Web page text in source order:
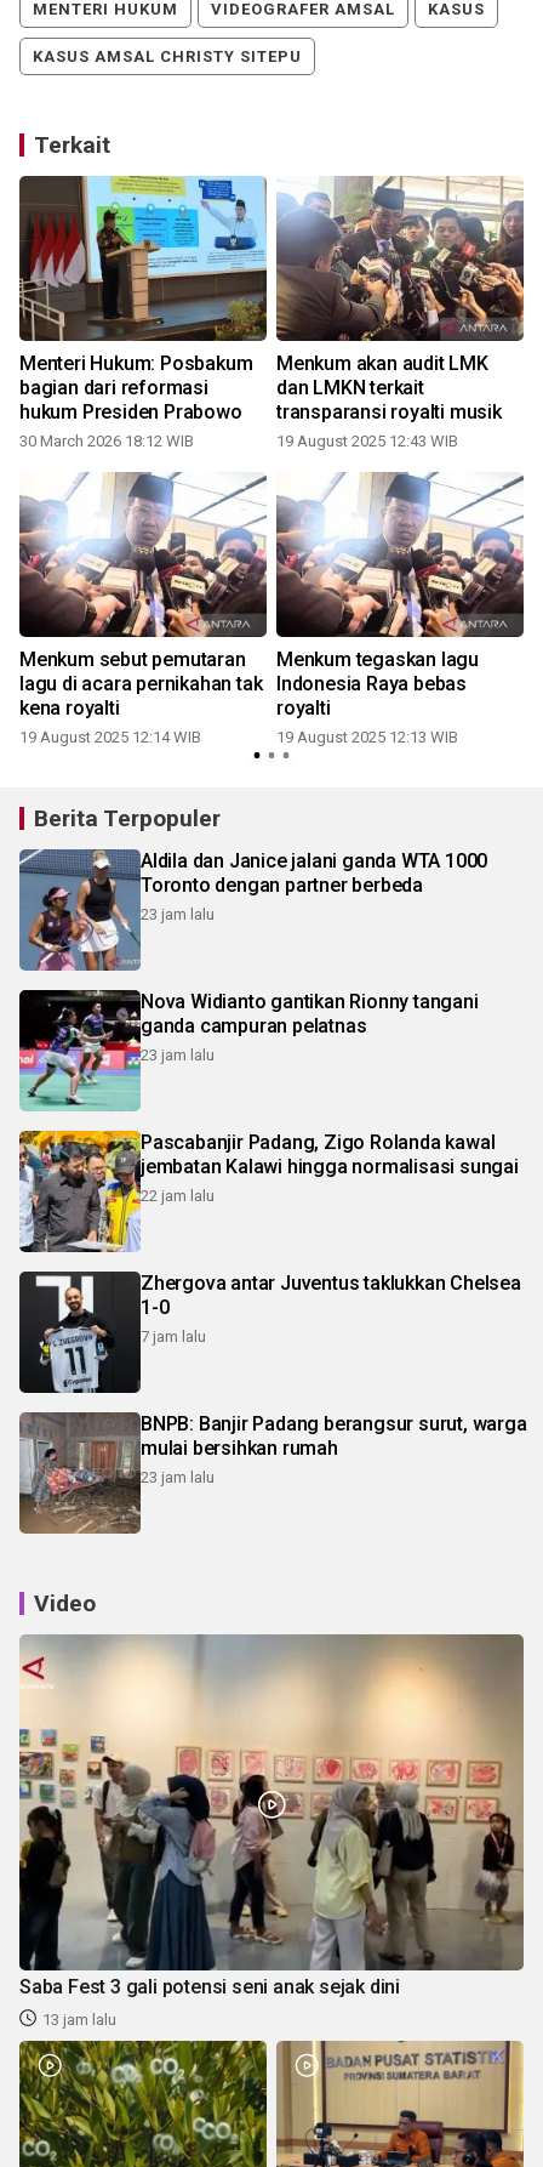
MENTERI HUKUM VIDEOGRAFER AMSAL KASUS
KASUS AMSAL CHRISTY SITEPU
Terkait
Menteri Hukum: Posbakum
bagian dari reformasi
hukum Presiden Prabowo
30 March 2026 18:12 WIB
Menkum akan audit LMK
dan LMKN terkait
transparansi royalti musik
19 August 2025 12:43 WIB
Menkum sebut pemutaran
lagu di acara pernikahan tak
kena royalti
19 August 2025 12:14 WIB
Menkum tegaskan lagu
Indonesia Raya bebas
royalti
19 August 2025 12:13 WIB
Berita Terpopuler
Aldila dan Janice jalani ganda WTA 1000
Toronto dengan partner berbeda
23 jam lalu
Nova Widianto gantikan Rionny tangani
ganda campuran pelatnas
23 jam lalu
Pascabanjir Padang, Zigo Rolanda kawal
jembatan Kalawi hingga normalisasi sungai
22 jam lalu
Zhergova antar Juventus taklukkan Chelsea
1-0
7 jam lalu
BNPB: Banjir Padang berangsur surut, warga
mulai bersihkan rumah
23 jam lalu
Video
Saba Fest 3 gali potensi seni anak sejak dini
13 jam lalu